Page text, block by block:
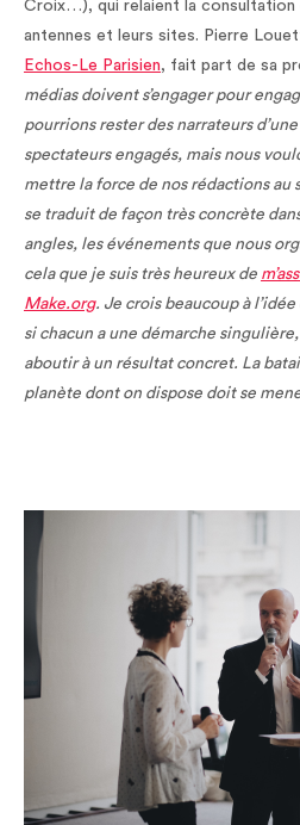
Croix…), qui relaient la consultation
antennes et leurs sites. Pierre
Echos-Le Parisien, fait part de sa
médias doivent s’engager pour
pourrions rester des narrateurs
spectateurs engagés, mais nous
mettre la force de nos rédactions au
se traduit de façon très concrète
angles, les événements que nous
cela que je suis très heureux de
Make.org. Je crois beaucoup à
si chacun a une démarche
aboutir à un résultat concret. La
planète dont on dispose doit se